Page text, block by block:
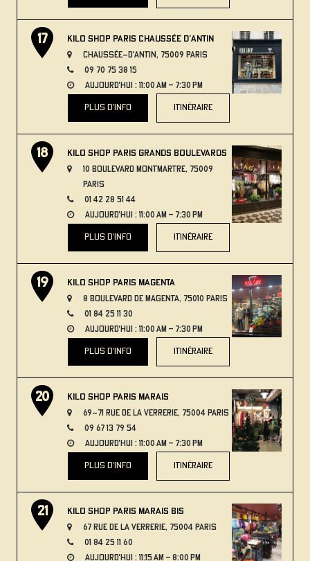
Kilo Shop Paris Chaussée d’Antin
Chaussée-d'Antin, 75009 Paris
09 70 75 38 15
aujourd'hui : 11:00 AM – 7:30 PM
plus d'info itinéraire
Kilo Shop Paris Grands Boulevards
10 Boulevard Montmartre, 75009
Paris
01 42 28 51 44
aujourd'hui : 11:00 AM – 7:30 PM
plus d'info itinéraire
Kilo Shop Paris Magenta
8 Boulevard de Magenta, 75010 Paris
01 84 25 11 30
aujourd'hui : 11:00 AM – 7:30 PM
plus d'info itinéraire
Kilo Shop Paris Marais
69-71 Rue de la Verrerie, 75004 Paris
09 67 13 79 54
aujourd'hui : 11:00 AM – 7:30 PM
plus d'info itinéraire
Kilo Shop Paris Marais Bis
67 Rue de la Verrerie, 75004 Paris
01 84 25 11 60
aujourd'hui : 11:15 AM – 8:00 PM